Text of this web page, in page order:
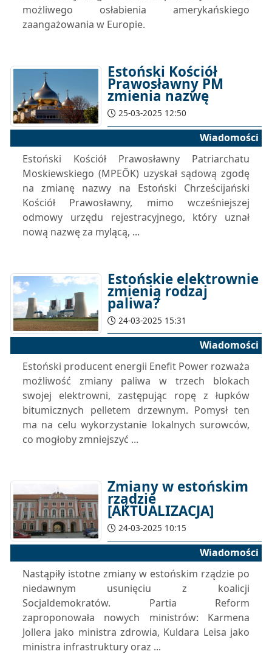
możliwego osłabienia amerykańskiego
zaangażowania w Europie.
Estoński Kościół
Prawosławny PM
zmienia nazwę
25-03-2025 12:50
Wiadomości
Estoński Kościół Prawosławny Patriarchatu
Moskiewskiego (MPEÕK) uzyskał sądową zgodę
na zmianę nazwy na Estoński Chrześcijański
Kościół Prawosławny, mimo wcześniejszej
odmowy urzędu rejestracyjnego, który uznał
nową nazwę za mylącą, ...
Estońskie elektrownie
zmienią rodzaj
paliwa?
24-03-2025 15:31
Wiadomości
Estoński producent energii Enefit Power rozważa
możliwość zmiany paliwa w trzech blokach
swojej elektrowni, zastępując ropę z łupków
bitumicznych pelletem drzewnym. Pomysł ten
ma na celu wykorzystanie lokalnych surowców,
co mogłoby zmniejszyć ...
Zmiany w estońskim
rządzie
[AKTUALIZACJA]
24-03-2025 10:15
Wiadomości
Nastąpiły istotne zmiany w estońskim rządzie po
niedawnym usunięciu z koalicji
Socjaldemokratów. Partia Reform
zaproponowała nowych ministrów: Karmena
Jollera jako ministra zdrowia, Kuldara Leisa jako
ministra infrastruktury oraz ...